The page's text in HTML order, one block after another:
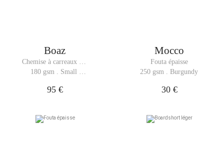
Boaz
Chemise à carreaux en
flanelle
180 gsm . Small
95 €
Mocco
Fouta épaisse
250 gsm . Burgundy
30 €